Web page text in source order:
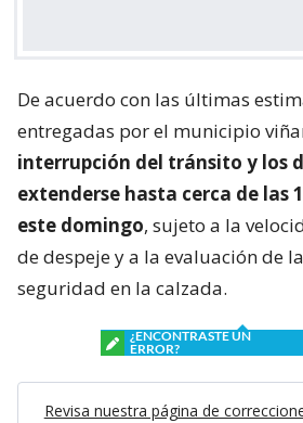
De acuerdo con las últimas
entregadas por el municipio
interrupción del tránsito y los
extenderse hasta cerca de las
este domingo, sujeto a la
de despeje y a la evaluación de
seguridad en la calzada.
¿ENCONTRASTE UN
ERROR?
Revisa nuestra página de